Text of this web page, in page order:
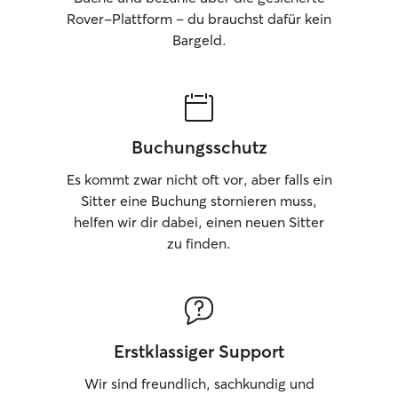
einfach den Vorteil hat, dass sich
Ihr/Dein Hund dort gut auskennt,
zuhause fühlt und sich so mit einer
Zuhause betreut. In gut begründeten
Fällen kann Ihr/Dein Hund aber auch bei
dann allerdings auch von der
Verträglichkeit ab, da hier mein eigener
Hund mit dabei ist.
Rover-Plattform – du brauchst dafür kein
Bargeld.
Buchungsschutz
Es kommt zwar nicht oft vor, aber falls ein
Sitter eine Buchung stornieren muss,
helfen wir dir dabei, einen neuen Sitter
zu finden.
Erstklassiger Support
Wir sind freundlich, sachkundig und